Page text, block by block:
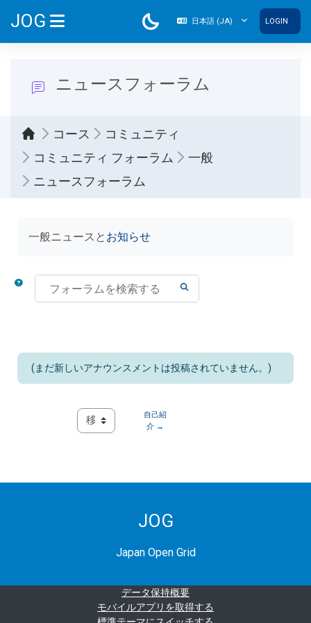
JOG 日本語 ‎(JA)‎ LOGIN
ニュースフォーラム
コース
コミュニティ
コミュニティ フォーラム
一般
ニュースフォーラム
一般ニュースと お知らせ
フォーラムを検索する
(まだ新しいアナウンスメントは投稿されていません。)
移動 ...
自己紹
介 →
JOG
Japan Open Grid
データ保持概要
モバイルアプリを取得する